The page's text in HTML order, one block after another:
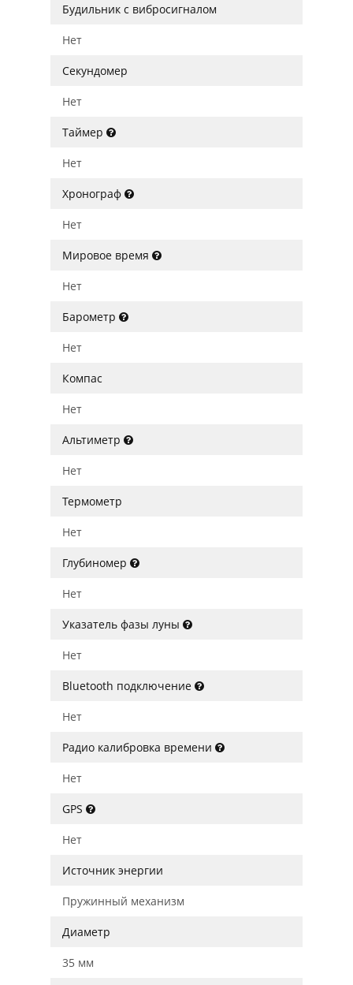
Будильник с вибросигналом
Нет
Секундомер
Нет
Таймер
Нет
Хронограф
Нет
Мировое время
Нет
Барометр
Нет
Компас
Нет
Альтиметр
Нет
Термометр
Нет
Глубиномер
Нет
Указатель фазы луны
Нет
Bluetooth подключение
Нет
Радио калибровка времени
Нет
GPS
Нет
Источник энергии
Пружинный механизм
Диаметр
35 мм